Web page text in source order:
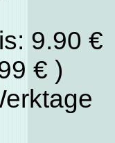
9.90
€ )